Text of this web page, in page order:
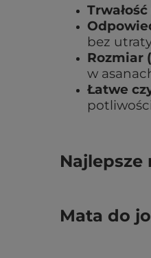
bez
Rozmiar
w
Łatwe
Najlepsze
Mata do